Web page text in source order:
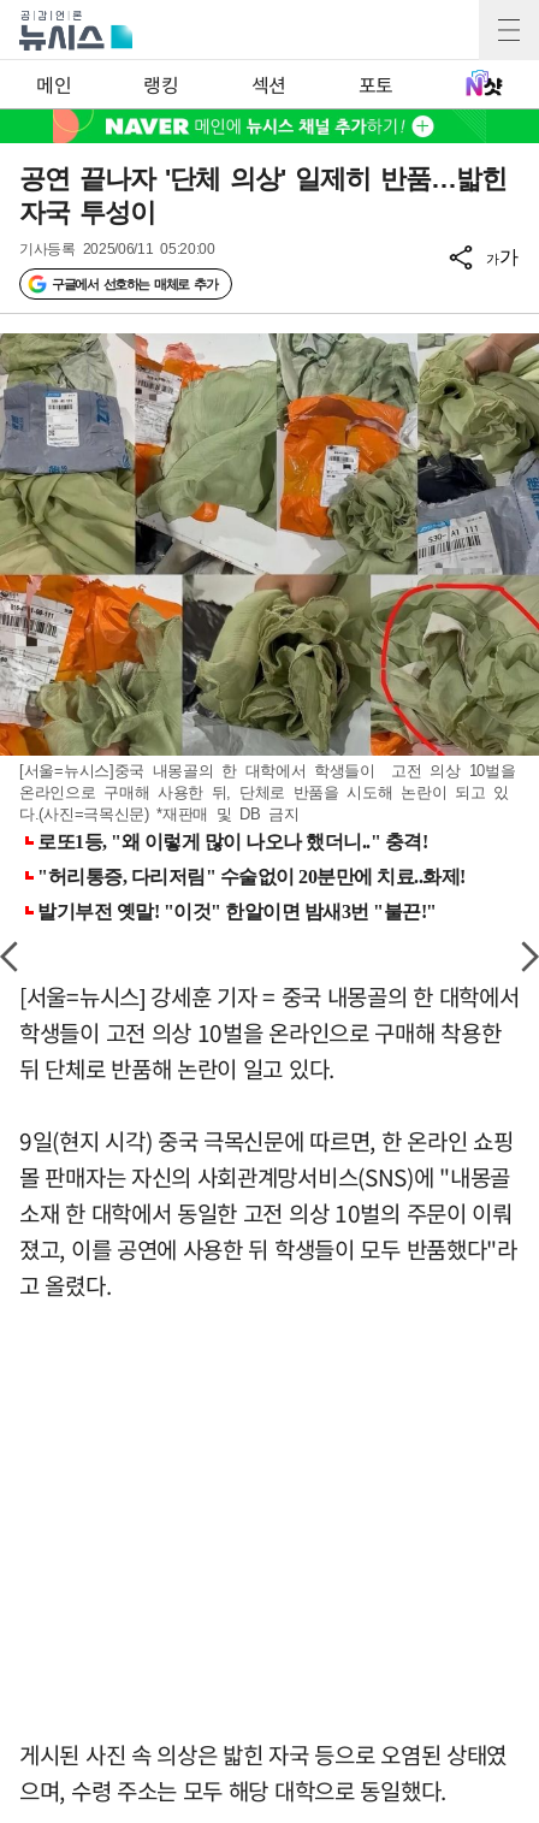
메인 랭킹 섹션 포토
공연 끝나자 '단체 의상' 일제히 반품…밟힌
자국 투성이
기사등록 2025/06/11 05:20:00
구글에서 선호하는 매체로 추가
가가
[서울=뉴시스]중국 내몽골의 한 대학에서 학생들이 고전 의상 10벌을
온라인으로 구매해 사용한 뒤, 단체로 반품을 시도해 논란이 되고 있
다.(사진=극목신문) *재판매 및 DB 금지
[서울=뉴시스] 강세훈 기자 = 중국 내몽골의 한 대학에서
학생들이 고전 의상 10벌을 온라인으로 구매해 착용한
뒤 단체로 반품해 논란이 일고 있다.
9일(현지 시각) 중국 극목신문에 따르면, 한 온라인 쇼핑
몰 판매자는 자신의 사회관계망서비스(SNS)에 "내몽골
소재 한 대학에서 동일한 고전 의상 10벌의 주문이 이뤄
졌고, 이를 공연에 사용한 뒤 학생들이 모두 반품했다"라
고 올렸다.
게시된 사진 속 의상은 밟힌 자국 등으로 오염된 상태였
으며, 수령 주소는 모두 해당 대학으로 동일했다.